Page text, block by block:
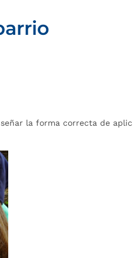
la forma correcta de